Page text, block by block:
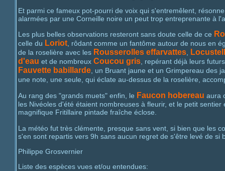
Et parmi ce fameux pot-pourri de voix qui s'entremêlent,
alarmées par une Corneille noire un peut trop entreprenante à
Les plus belles observations resteront sans doute celle de ce
celle du Loriot , rôdant comme un fantôme autour de nous en
de la roselière avec les Rousserolles effarvattes
d'eau et de nombreux Coucou gris , repérant déjà leurs
Fauvette babillarde , un Bruant jaune et un Grimpereau des
une note, une seule, qui éclate au-dessus de la roselière,
Au rang des "grands muets" enfin, le Faucon hobereau aura
les Nivéoles d'été étaient nombreuses à fleurir, et le petit
magnifique Fritillaire pintade fraîche éclose.
La météo fut très clémente, presque sans vent, si bien que les
s'en sont repartis vers 9h sans aucun regret de s'être levé de si
Philippe Grosvernier
Liste des espèces vues et/ou entendues: